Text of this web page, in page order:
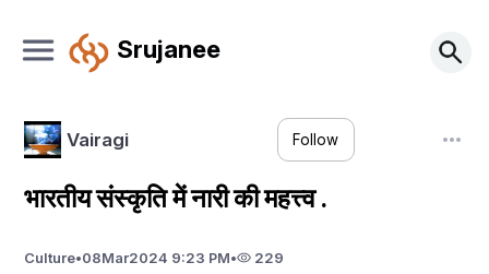
Srujanee
Vairagi Follow
भारतीय संस्कृति में नारी की महत्त्व .
Culture•08Mar2024 9:23 PM• 229